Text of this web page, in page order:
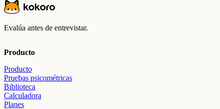
Evalúa antes de entrevistar.
Producto
Producto
Pruebas psicométricas
Biblioteca
Calculadora
Planes